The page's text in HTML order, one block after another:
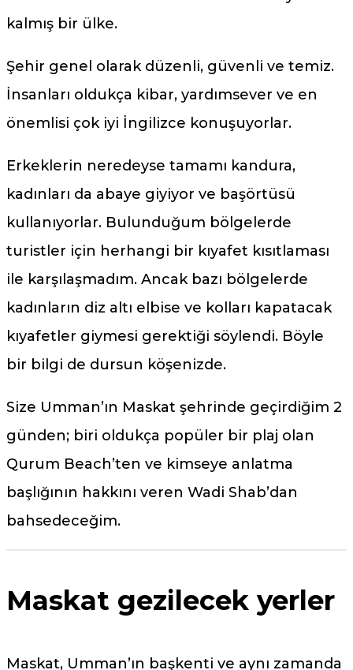
kalmış bir ülke.
Şehir genel olarak düzenli, güvenli ve temiz.
İnsanları oldukça kibar, yardımsever ve en
önemlisi çok iyi İngilizce konuşuyorlar.
Erkeklerin neredeyse tamamı kandura,
kadınları da abaye giyiyor ve başörtüsü
kullanıyorlar. Bulunduğum bölgelerde
turistler için herhangi bir kıyafet kısıtlaması
ile karşılaşmadım. Ancak bazı bölgelerde
kadınların diz altı elbise ve kolları kapatacak
kıyafetler giymesi gerektiği söylendi. Böyle
bir bilgi de dursun köşenizde.
Size Umman’ın Maskat şehrinde geçirdiğim 2
günden; biri oldukça popüler bir plaj olan
Qurum Beach’ten ve kimseye anlatma
başlığının hakkını veren Wadi Shab’dan
bahsedeceğim.
Maskat gezilecek yerler
Maskat, Umman’ın başkenti ve aynı zamanda